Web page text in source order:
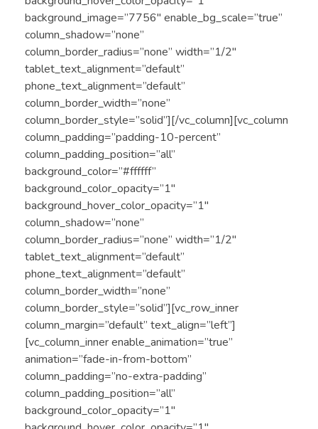
background_image=”7756″ enable_bg_scale=”true”
column_shadow=”none”
column_border_radius=”none” width=”1/2″
tablet_text_alignment=”default”
phone_text_alignment=”default”
column_border_width=”none”
column_border_style=”solid”][/vc_column][vc_column
column_padding=”padding-10-percent”
column_padding_position=”all”
background_color=”#ffffff”
background_color_opacity=”1″
background_hover_color_opacity=”1″
column_shadow=”none”
column_border_radius=”none” width=”1/2″
tablet_text_alignment=”default”
phone_text_alignment=”default”
column_border_width=”none”
column_border_style=”solid”][vc_row_inner
column_margin=”default” text_align=”left”]
[vc_column_inner enable_animation=”true”
animation=”fade-in-from-bottom”
column_padding=”no-extra-padding”
column_padding_position=”all”
background_color_opacity=”1″